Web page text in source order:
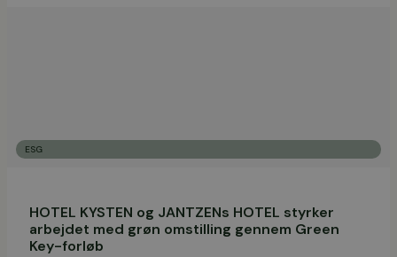
ESG
HOTEL KYSTEN og JANTZENs HOTEL styrker
arbejdet med grøn omstilling gennem Green
Key-forløb